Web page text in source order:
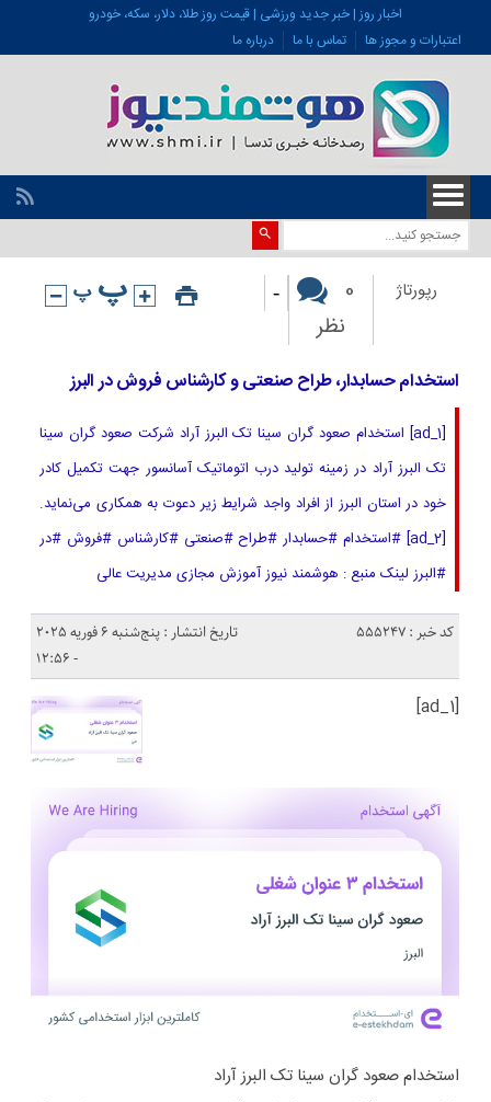
اخبار روز | خبر جدید ورزشی | قیمت روز طلا، دلار، سکه، خودرو
اعتبارات و مجوز ها
تماس با ما درباره ما
رپورتاژ
0
نظر
-
استخدام حسابدار، طراح صنعتی و کارشناس فروش در البرز
[ad_1] استخدام صعود گران سینا تک البرز آراد شرکت صعود گران سینا
تک البرز آراد در زمینه تولید درب اتوماتیک آسانسور جهت تکمیل کادر
خود در استان‌ البرز از افراد واجد شرایط زیر دعوت به همکاری می‌نماید.
[ad_2] #استخدام #حسابدار #طراح #صنعتی #کارشناس #فروش #در
#البرز لینک منبع : هوشمند نیوز آموزش مجازی مدیریت عالی
کد خبر : 555247
تاریخ انتشار : پنج‌شنبه 6 فوریه 2025
- 12:56
[ad_1]
استخدام صعود گران سینا تک البرز آراد